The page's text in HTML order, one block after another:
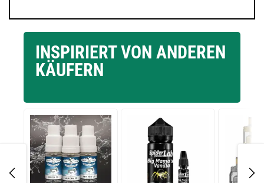
INSPIRIERT VON ANDEREN
KÄUFERN